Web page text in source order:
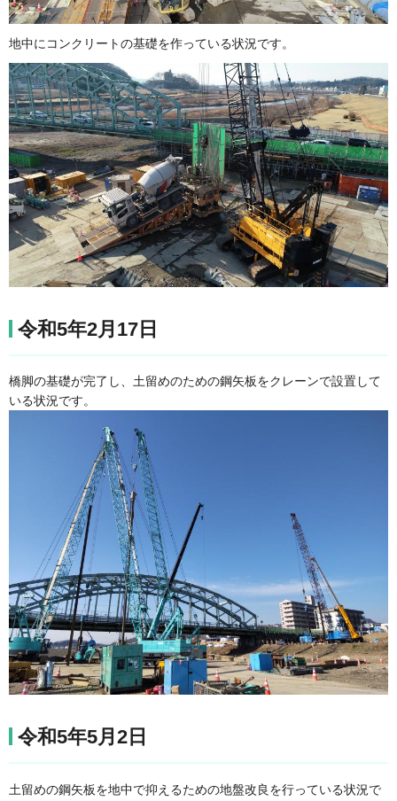
地中にコンクリートの基礎を作っている状況です。
令和5年2月17日
橋脚の基礎が完了し、土留めのための鋼矢板をクレーンで設置して
いる状況です。
令和5年5月2日
土留めの鋼矢板を地中で抑えるための地盤改良を行っている状況で